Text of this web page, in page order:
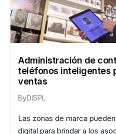
Administración de
teléfonos inteligentes
ventas
ByDISPL
Las zonas de marca
digital para brindar a los